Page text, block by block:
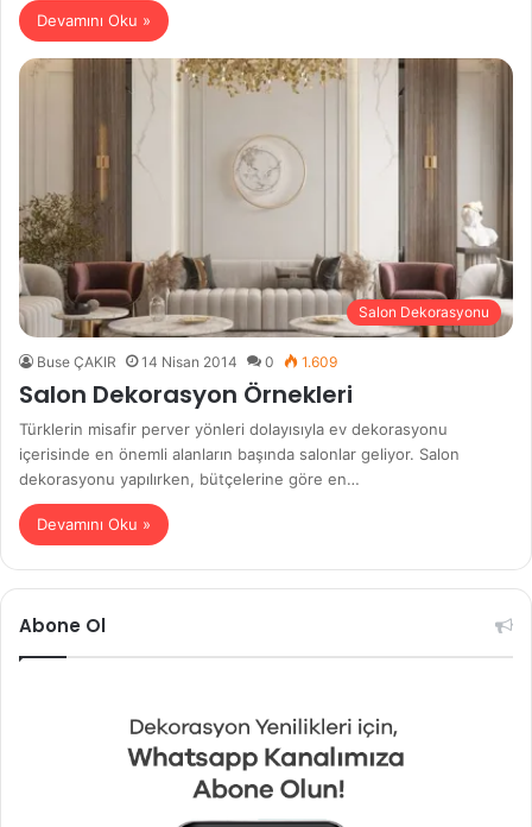
Devamını Oku »
Salon Dekorasyonu
Buse ÇAKIR 14 Nisan 2014 0 1.609
Salon Dekorasyon Örnekleri
Türklerin misafir perver yönleri dolayısıyla ev dekorasyonu
içerisinde en önemli alanların başında salonlar geliyor. Salon
dekorasyonu yapılırken, bütçelerine göre en…
Devamını Oku »
Abone Ol